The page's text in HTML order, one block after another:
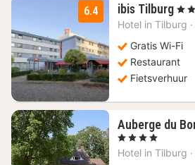
6.4 ibis Tilburg 1
€
, 3
Hotel in Tilburg ·
Gratis Wi-Fi
Restaurant
Fietsverhuur
Auberge du
, 4 Sterren
Hotel in Tilburg ·